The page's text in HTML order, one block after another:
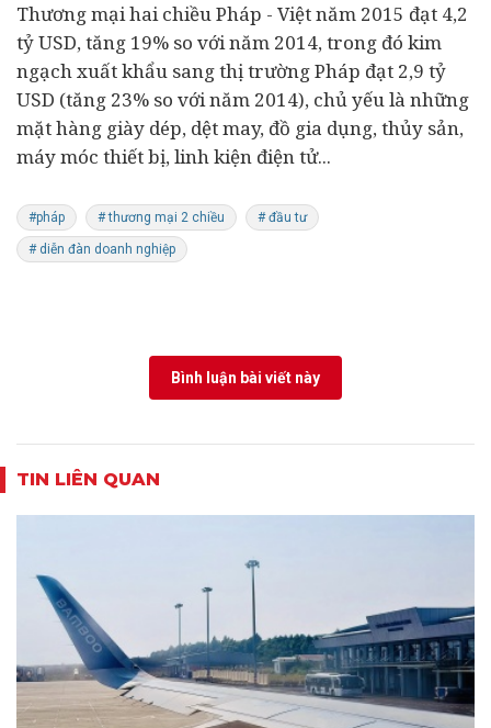
Thương mại hai chiều Pháp - Việt năm 2015 đạt 4,2
tỷ USD, tăng 19% so với năm 2014, trong đó kim
ngạch xuất khẩu sang thị trường Pháp đạt 2,9 tỷ
USD (tăng 23% so với năm 2014), chủ yếu là những
mặt hàng giày dép, dệt may, đồ gia dụng, thủy sản,
máy móc thiết bị, linh kiện điện tử...
#pháp # thương mại 2 chiều # đầu tư
# diễn đàn doanh nghiệp
Bình luận bài viết này
TIN LIÊN QUAN